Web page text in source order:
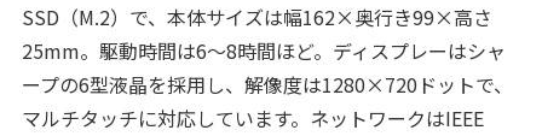
SSD（M.2）で、本体サイズは幅162×奥行き99×高さ
25mm。駆動時間は6～8時間ほど。ディスプレーはシャ
ープの6型液晶を採用し、解像度は1280×720ドットで、
マルチタッチに対応しています。ネットワークはIEEE